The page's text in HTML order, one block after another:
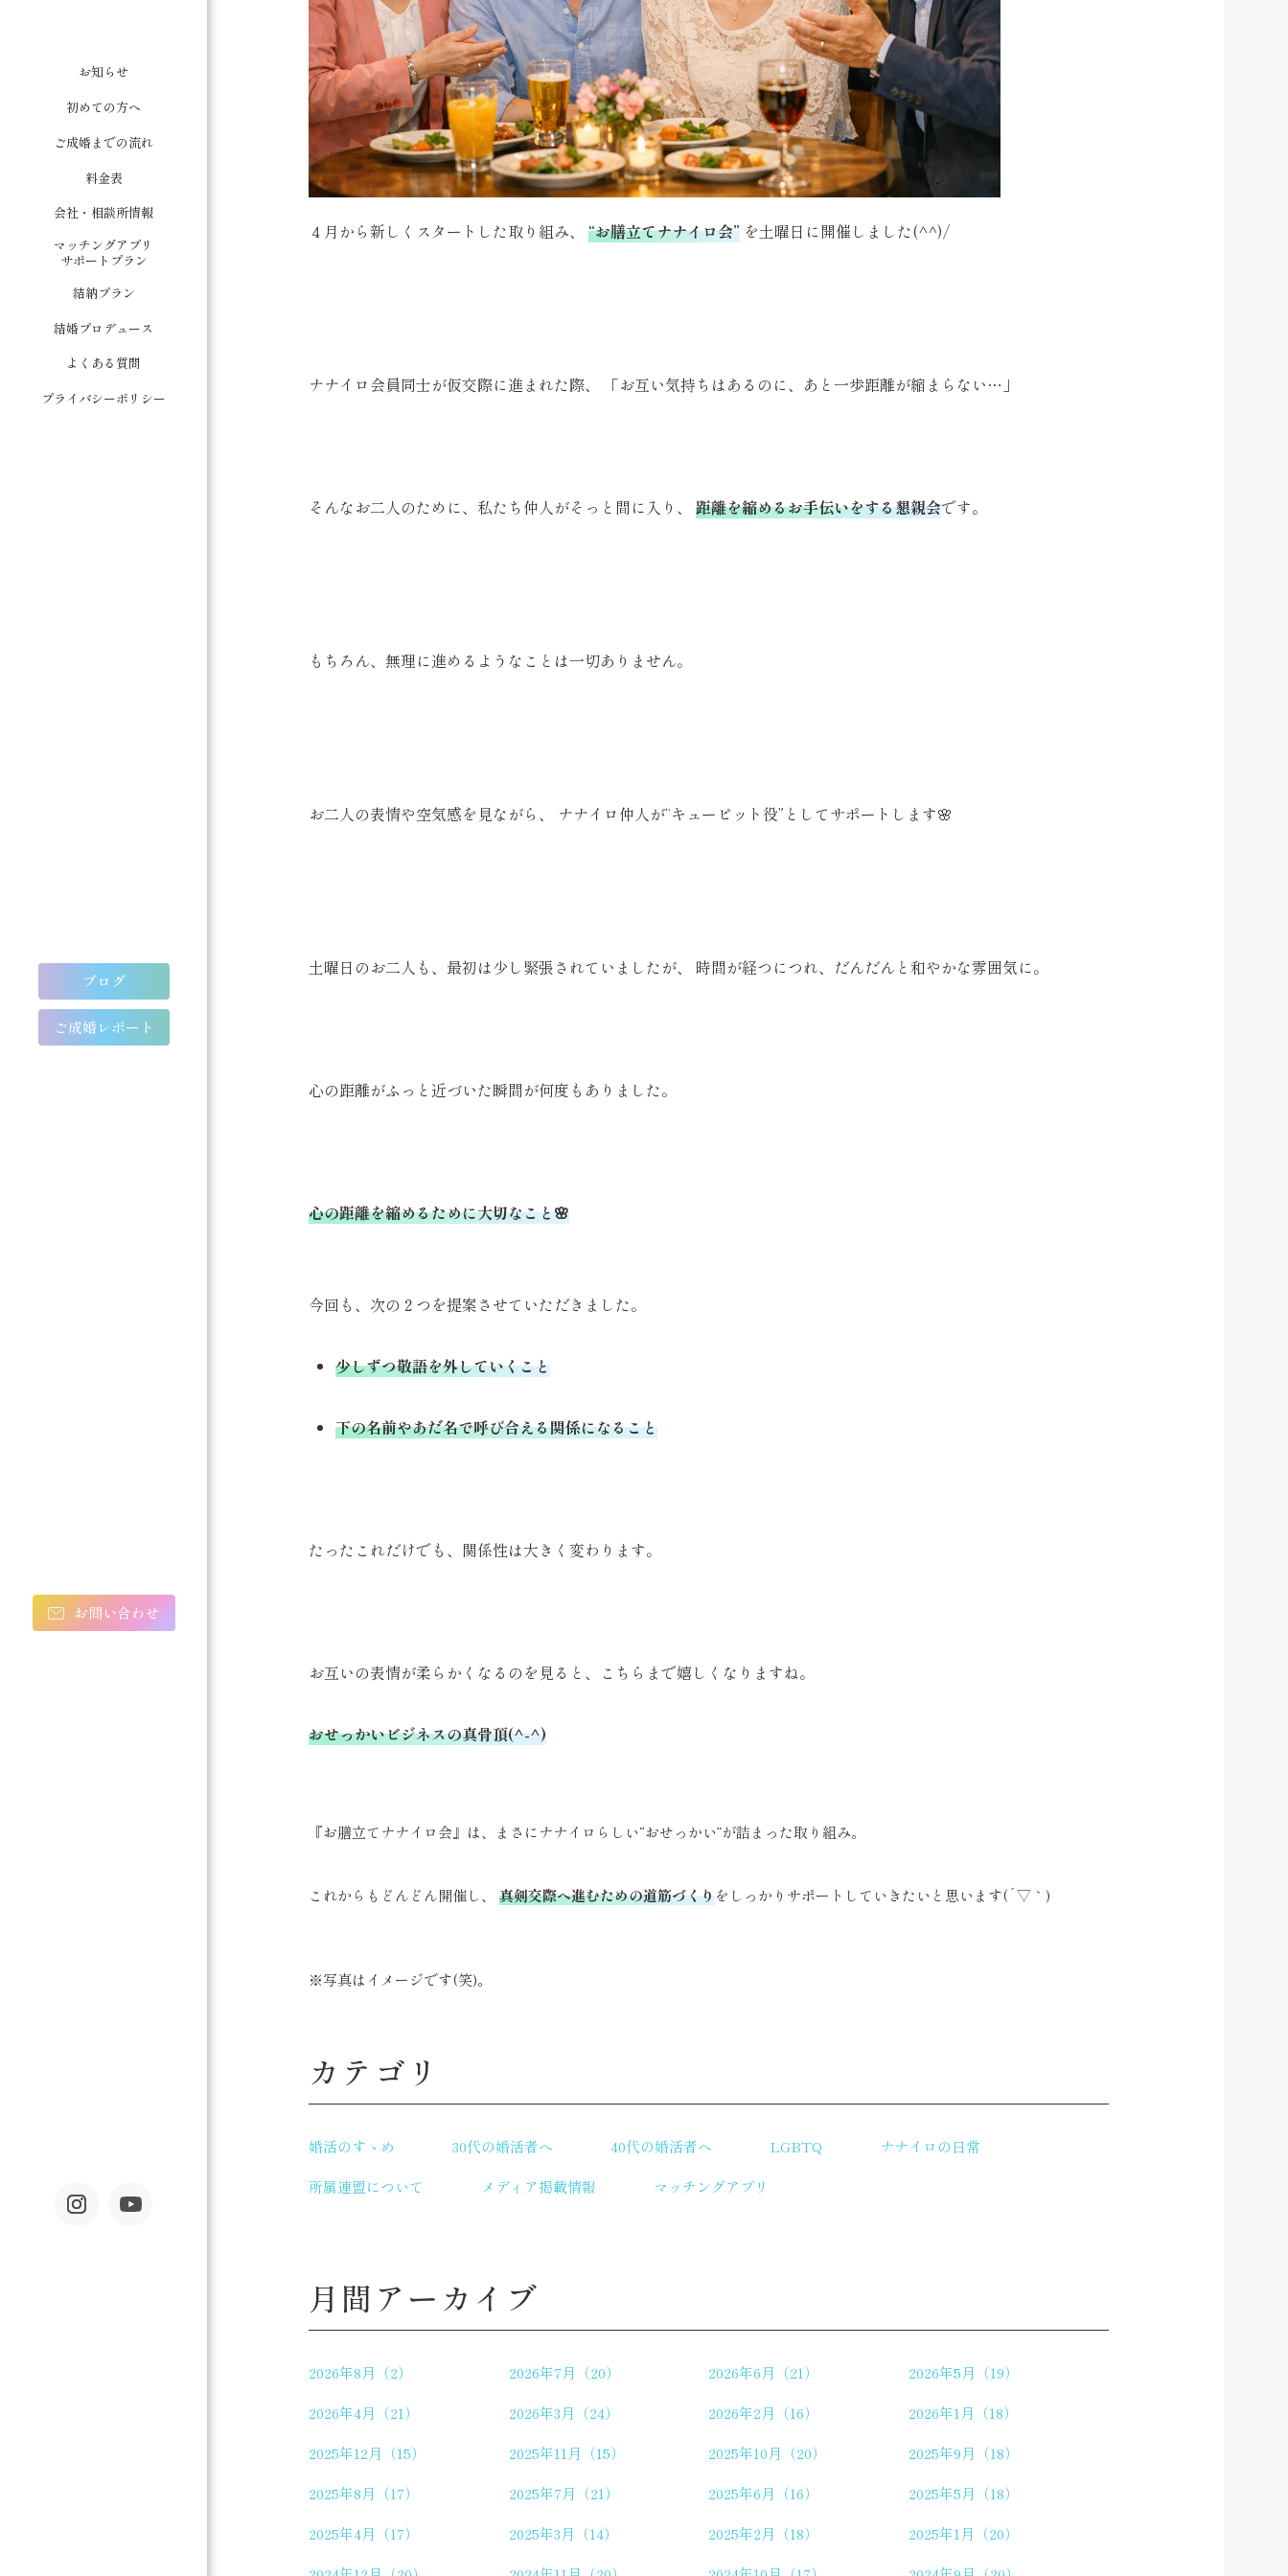
お知らせ
初めての方へ
ご成婚までの流れ
料金表
会社・相談所情報
マッチングアプリ
サポートプラン
結納プラン
結婚プロデュース
よくある質問
プライバシーポリシー
ブログ
ご成婚レポート
お問い合わせ
４月から新しくスタートした取り組み、“お膳立てナナイロ会” を土曜日に開催しました(^^)/
ナナイロ会員同士が仮交際に進まれた際、 「お互い気持ちはあるのに、あと一歩距離が縮まらない…」
そんなお二人のために、私たち仲人がそっと間に入り、距離を縮めるお手伝いをする懇親会です。
もちろん、無理に進めるようなことは一切ありません。
お二人の表情や空気感を見ながら、 ナナイロ仲人が“キューピット役”としてサポートします🌸
土曜日のお二人も、最初は少し緊張されていましたが、 時間が経つにつれ、だんだんと和やかな雰囲気に。
心の距離がふっと近づいた瞬間が何度もありました。
心の距離を縮めるために大切なこと🌸
今回も、次の２つを提案させていただきました。
少しずつ敬語を外していくこと
下の名前やあだ名で呼び合える関係になること
たったこれだけでも、関係性は大きく変わります。
お互いの表情が柔らかくなるのを見ると、こちらまで嬉しくなりますね。
おせっかいビジネスの真骨頂(^-^)
『お膳立てナナイロ会』は、まさにナナイロらしい“おせっかい”が詰まった取り組み。
これからもどんどん開催し、真剣交際へ進むための道筋づくりをしっかりサポートしていきたいと思います(´▽｀)
※写真はイメージです(笑)。
カテゴリ
婚活のすゝめ 30代の婚活者へ 40代の婚活者へ LGBTQ
ナナイロの日常
所属連盟について
メディア掲載情報 マッチングアプリ
月間アーカイブ
2026年8月（2） 2026年7月（20） 2026年6月（21）
2026年5月（19）
2026年4月（21）
2026年3月（24） 2026年2月（16）
2026年1月（18）
2025年12月（15）
2025年11月（15） 2025年10月（20）
2025年9月（18）
2025年8月（17）
2025年7月（21） 2025年6月（16）
2025年5月（18）
2025年4月（17）
2025年3月（14） 2025年2月（18）
2025年1月（20）